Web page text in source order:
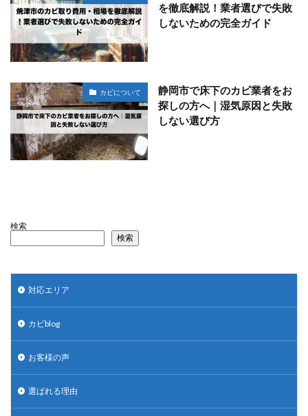
を徹底解説！業者選びで失敗
しないための完全ガイド
カビについて
静岡市で床下のカビ業者をお
探しの方へ｜湿気原因と失敗
しない選び方
検索
検索
対応エリア
カビblog
お客様の声
選ばれる理由